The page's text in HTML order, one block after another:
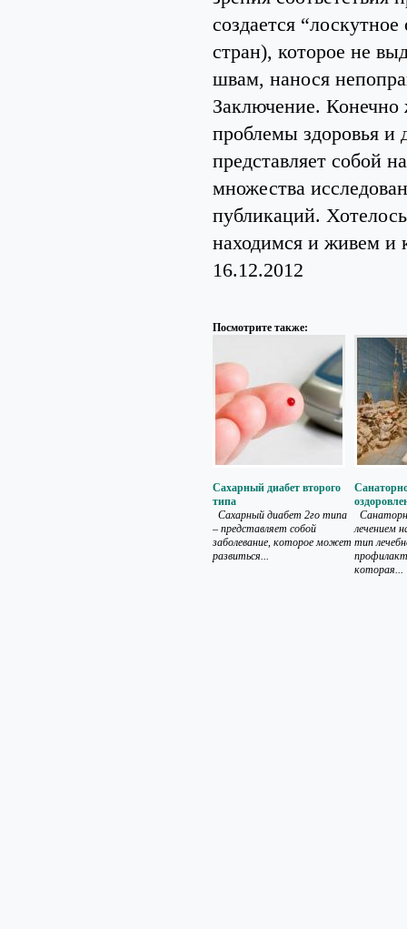
создается
стран), которое не
швам, нанося
Заключение. Конечно
проблемы здоровья и
представляет собой
множества
публикаций.
находимся и живем и
16.12.2012
Посмотрите также:
Сахарный диабет второго
типа
Сахарный диабет 2го типа
– представляет собой
заболевание, которое может
развиться...
лечением
тип
которая...